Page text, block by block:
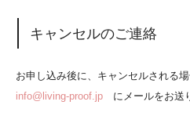
キャンセルのご連絡
お申し込み後に、キャンセルされる場
info@living-proof.jp にメールをお送